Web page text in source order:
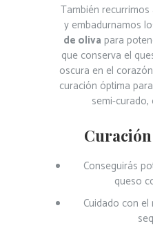
También recurrimos
y embadurnamos
de oliva para
que conserva el
oscura en el
curación óptima
semi-
Conseguirás
queso
Cuidado con